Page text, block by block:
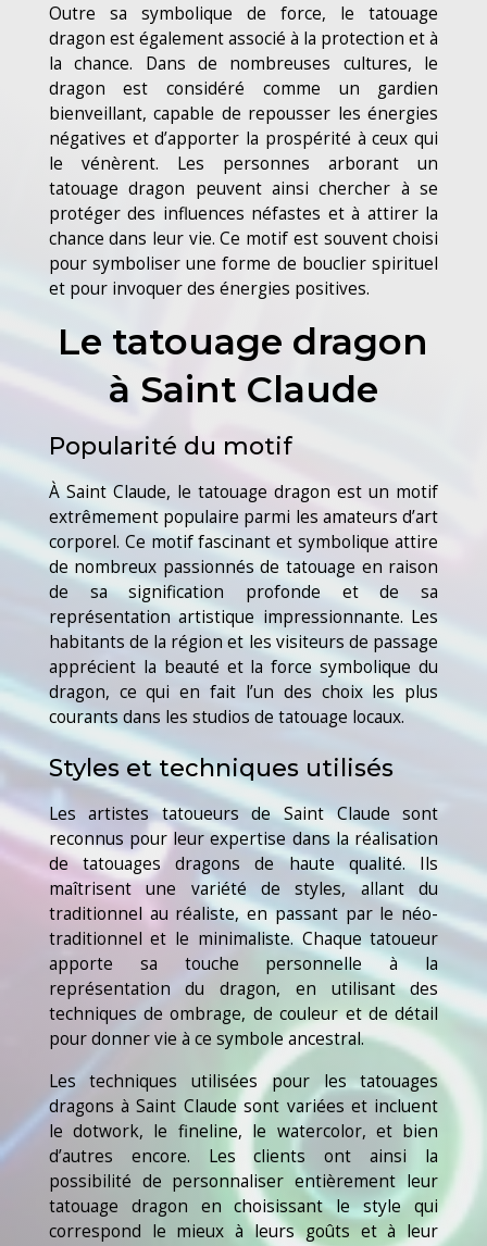
Outre sa symbolique de force, le tatouage
dragon est également associé à la protection et à
la chance. Dans de nombreuses cultures, le
dragon est considéré comme un gardien
bienveillant, capable de repousser les énergies
négatives et d’apporter la prospérité à ceux qui
le vénèrent. Les personnes arborant un
tatouage dragon peuvent ainsi chercher à se
protéger des influences néfastes et à attirer la
chance dans leur vie. Ce motif est souvent choisi
pour symboliser une forme de bouclier spirituel
et pour invoquer des énergies positives.
Le tatouage dragon
à Saint Claude
Popularité du motif
À Saint Claude, le tatouage dragon est un motif
extrêmement populaire parmi les amateurs d’art
corporel. Ce motif fascinant et symbolique attire
de nombreux passionnés de tatouage en raison
de sa signification profonde et de sa
représentation artistique impressionnante. Les
habitants de la région et les visiteurs de passage
apprécient la beauté et la force symbolique du
dragon, ce qui en fait l’un des choix les plus
courants dans les studios de tatouage locaux.
Styles et techniques utilisés
Les artistes tatoueurs de Saint Claude sont
reconnus pour leur expertise dans la réalisation
de tatouages dragons de haute qualité. Ils
maîtrisent une variété de styles, allant du
traditionnel au réaliste, en passant par le néo-
traditionnel et le minimaliste. Chaque tatoueur
apporte sa touche personnelle à la
représentation du dragon, en utilisant des
techniques de ombrage, de couleur et de détail
pour donner vie à ce symbole ancestral.
Les techniques utilisées pour les tatouages
dragons à Saint Claude sont variées et incluent
le dotwork, le fineline, le watercolor, et bien
d’autres encore. Les clients ont ainsi la
possibilité de personnaliser entièrement leur
tatouage dragon en choisissant le style qui
correspond le mieux à leurs goûts et à leur